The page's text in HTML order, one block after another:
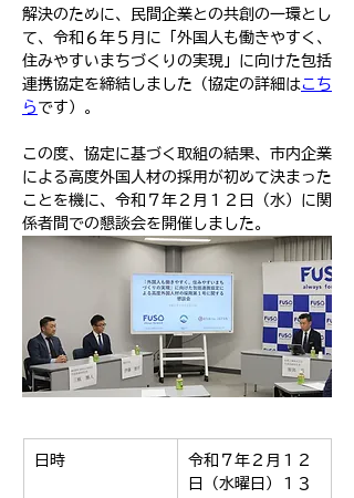
解決のために、民間企業との共創の一環とし
て、令和６年５月に「外国人も働きやすく、
住みやすいまちづくりの実現」に向けた包括
連携協定を締結しました（協定の詳細はこち
ら です）。
この度、協定に基づく取組の結果、市内企業
による高度外国人材の採用が初めて決まった
ことを機に、令和７年２月１２日（水）に関
係者間での懇談会を開催しました。
日時
令和７年２月１２
日（水曜日）１３